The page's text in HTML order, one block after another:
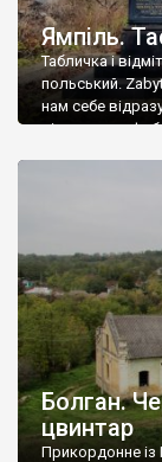
Ямпіль.
Табличка і
польський.
нам себе
віднести до
Болган.
цвинтар
Прикордонне